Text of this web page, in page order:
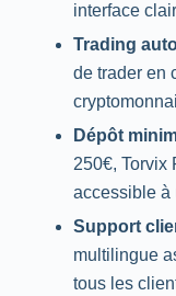
interface
Trading
de trader en
Dépôt
250€, Torvix
accessible à
Support
multilingue
tous les